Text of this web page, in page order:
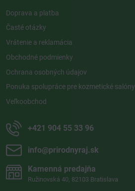
Doprava a platba
Časté otázky
Vrátenie a reklamácia
Obchodné podmienky
Ochrana osobných údajov
Ponuka spolupráce pre kozmetické salóny
Veľkoobchod
+421 904 55 33 96
info​@prirodnyraj​.sk
Kamenná predajňa
Ružinovská 40, 82103 Bratislava